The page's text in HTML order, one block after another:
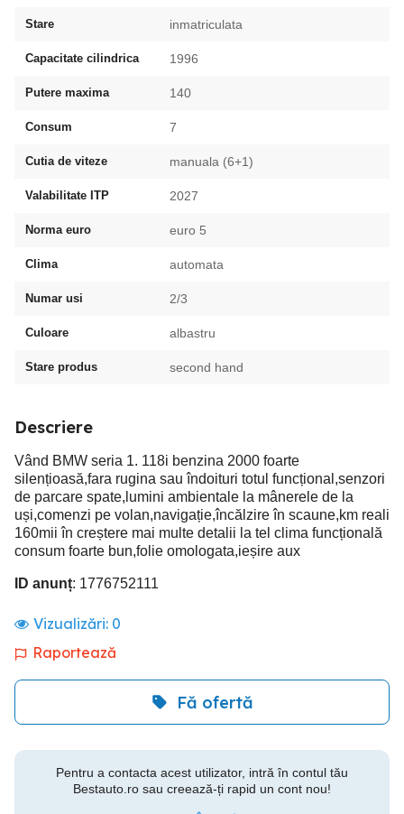
Stare inmatriculata
Capacitate cilindrica 1996
Putere maxima 140
Consum 7
Cutia de viteze manuala (6+1)
Valabilitate ITP 2027
Norma euro euro 5
Clima automata
Numar usi 2/3
Culoare albastru
Stare produs second hand
Descriere
Vând BMW seria 1. 118i benzina 2000 foarte
silențioasă,fara rugina sau îndoituri totul funcțional,senzori
de parcare spate,lumini ambientale la mânerele de la
uși,comenzi pe volan,navigație,încălzire în scaune,km reali
160mii în creștere mai multe detalii la tel clima funcțională
consum foarte bun,folie omologata,ieșire aux
ID anunț: 1776752111
Vizualizări: 0
Raportează
Fă ofertă
Pentru a contacta acest utilizator, intră în contul tău
Bestauto.ro sau creează-ți rapid un cont nou!